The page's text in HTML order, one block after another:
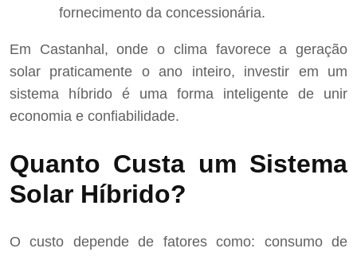
fornecimento da concessionária.
Em Castanhal, onde o clima favorece a geração
solar praticamente o ano inteiro, investir em um
sistema híbrido é uma forma inteligente de unir
economia e confiabilidade.
Quanto Custa um Sistema
Solar Híbrido?
O custo depende de fatores como: consumo de